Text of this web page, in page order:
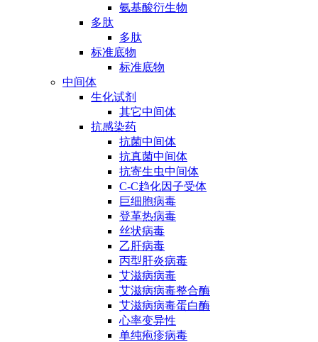
氨基酸衍生物
多肽
多肽
标准底物
标准底物
中间体
生化试剂
其它中间体
抗感染药
抗菌中间体
抗真菌中间体
抗寄生虫中间体
C-C趋化因子受体
巨细胞病毒
登革热病毒
丝状病毒
乙肝病毒
丙型肝炎病毒
艾滋病病毒
艾滋病病毒整合酶
艾滋病病毒蛋白酶
心率变异性
单纯疱疹病毒